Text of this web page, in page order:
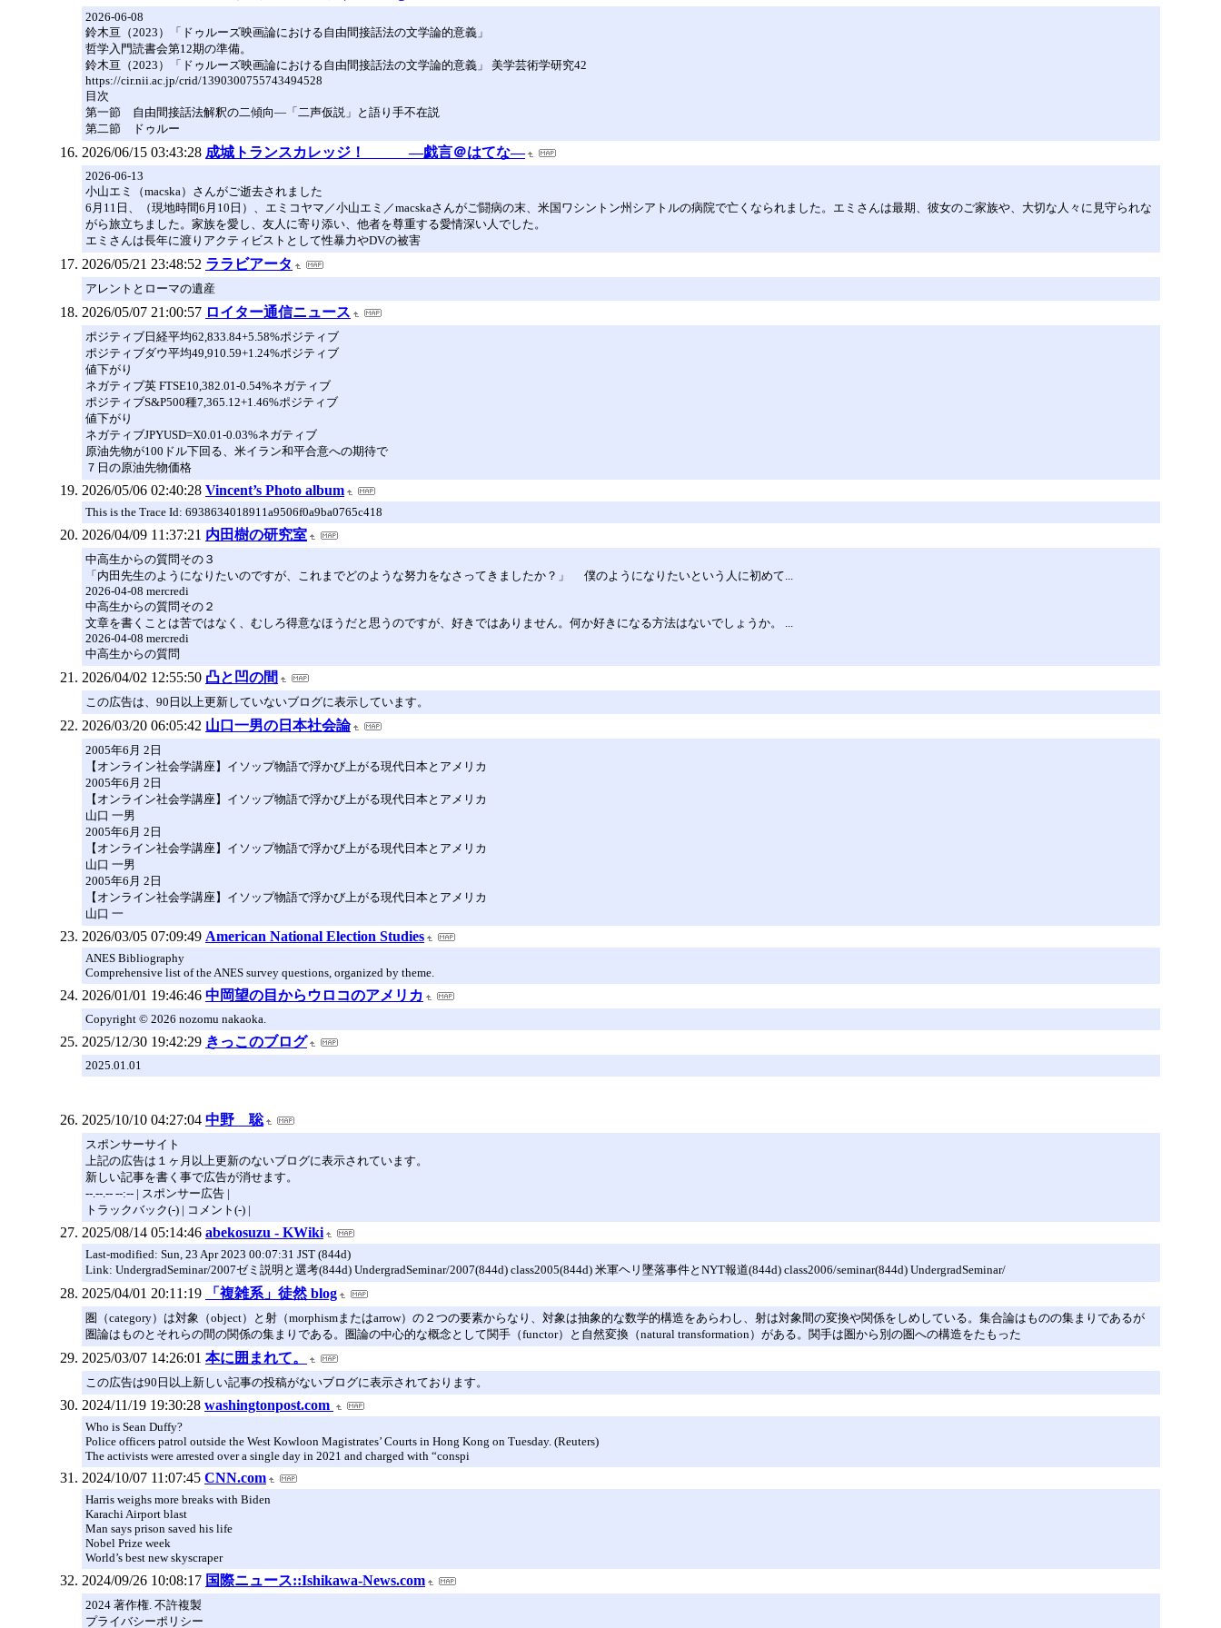
2026-06-08
鈴木亘（2023）「ドゥルーズ映画論における自由間接話法の文学論的意義」
哲学入門読書会第12期の準備。
鈴木亘（2023）「ドゥルーズ映画論における自由間接話法の文学論的意義」 美学芸術学研究42
https://cir.nii.ac.jp/crid/1390300755743494528
目次
第一節 自由間接話法解釈の二傾向―「二声仮説」と語り手不在説
第二節 ドゥルー
2026/06/15 03:43:28 成城トランスカレッジ！ ―戯言＠はてな―
2026-06-13
小山エミ（macska）さんがご逝去されました
6月11日、（現地時間6月10日）、エミコヤマ／小山エミ／macskaさんがご闘病の末、米国ワシントン州シアトルの病院で亡くなられました。エミさんは最期、彼女のご家族や、大切な人々に見守られな
がら旅立ちました。家族を愛し、友人に寄り添い、他者を尊重する愛情深い人でした。
エミさんは長年に渡りアクティビストとして性暴力やDVの被害
2026/05/21 23:48:52 ララビアータ
アレントとローマの遺産
2026/05/07 21:00:57 ロイター通信ニュース
ポジティブ日経平均62,833.84+5.58%ポジティブ
ポジティブダウ平均49,910.59+1.24%ポジティブ
値下がり
ネガティブ英 FTSE10,382.01-0.54%ネガティブ
ポジティブS&P500種7,365.12+1.46%ポジティブ
値下がり
ネガティブJPYUSD=X0.01-0.03%ネガティブ
原油先物が100ドル下回る、米イラン和平合意への期待で
７日の原油先物価格
2026/05/06 02:40:28 Vincent’s Photo album
This is the Trace Id: 6938634018911a9506f0a9ba0765c418
2026/04/09 11:37:21 内田樹の研究室
中高生からの質問その３
「内田先生のようになりたいのですが、これまでどのような努力をなさってきましたか？」 僕のようになりたいという人に初めて...
2026-04-08 mercredi
中高生からの質問その２
文章を書くことは苦ではなく、むしろ得意なほうだと思うのですが、好きではありません。何か好きになる方法はないでしょうか。 ...
2026-04-08 mercredi
中高生からの質問
2026/04/02 12:55:50 凸と凹の間
この広告は、90日以上更新していないブログに表示しています。
2026/03/20 06:05:42 山口一男の日本社会論
2005年6月 2日
【オンライン社会学講座】イソップ物語で浮かび上がる現代日本とアメリカ
2005年6月 2日
【オンライン社会学講座】イソップ物語で浮かび上がる現代日本とアメリカ
山口 一男
2005年6月 2日
【オンライン社会学講座】イソップ物語で浮かび上がる現代日本とアメリカ
山口 一男
2005年6月 2日
【オンライン社会学講座】イソップ物語で浮かび上がる現代日本とアメリカ
山口 一
2026/03/05 07:09:49 American National Election Studies
ANES Bibliography
Comprehensive list of the ANES survey questions, organized by theme.
2026/01/01 19:46:46 中岡望の目からウロコのアメリカ
Copyright © 2026 nozomu nakaoka.
2025/12/30 19:42:29 きっこのブログ
2025.01.01
2025/10/10 04:27:04 中野 聡
スポンサーサイト
上記の広告は１ヶ月以上更新のないブログに表示されています。
新しい記事を書く事で広告が消せます。
--.--.-- --:-- | スポンサー広告 |
トラックバック(-) | コメント(-) |
2025/08/14 05:14:46 abekosuzu - KWiki
Last-modified: Sun, 23 Apr 2023 00:07:31 JST (844d)
Link: UndergradSeminar/2007ゼミ説明と選考(844d) UndergradSeminar/2007(844d) class2005(844d) 米軍ヘリ墜落事件とNYT報道(844d) class2006/seminar(844d) UndergradSeminar/
2025/04/01 20:11:19 「複雑系」徒然 blog
圏（category）は対象（object）と射（morphismまたはarrow）の２つの要素からなり、対象は抽象的な数学的構造をあらわし、射は対象間の変換や関係をしめしている。集合論はものの集まりであるが
圏論はものとそれらの間の関係の集まりである。圏論の中心的な概念として関手（functor）と自然変換（natural transformation）がある。関手は圏から別の圏への構造をたもった
2025/03/07 14:26:01 本に囲まれて。
この広告は90日以上新しい記事の投稿がないブログに表示されております。
2024/11/19 19:30:28 washingtonpost.com
Who is Sean Duffy?
Police officers patrol outside the West Kowloon Magistrates’ Courts in Hong Kong on Tuesday. (Reuters)
The activists were arrested over a single day in 2021 and charged with “conspi
2024/10/07 11:07:45 CNN.com
Harris weighs more breaks with Biden
Karachi Airport blast
Man says prison saved his life
Nobel Prize week
World’s best new skyscraper
2024/09/26 10:08:17 国際ニュース::Ishikawa-News.com
2024 著作権. 不許複製
プライバシーポリシー